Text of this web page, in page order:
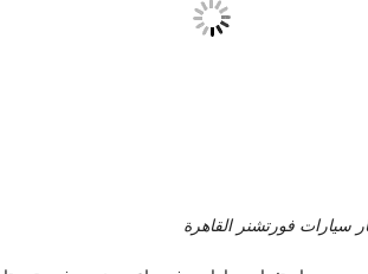
سيارات فورتشنر القاهرة